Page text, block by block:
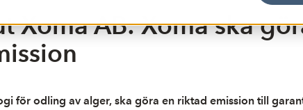
Xoma AB: Xoma ska
för odling av alger, ska göra en riktad emission till